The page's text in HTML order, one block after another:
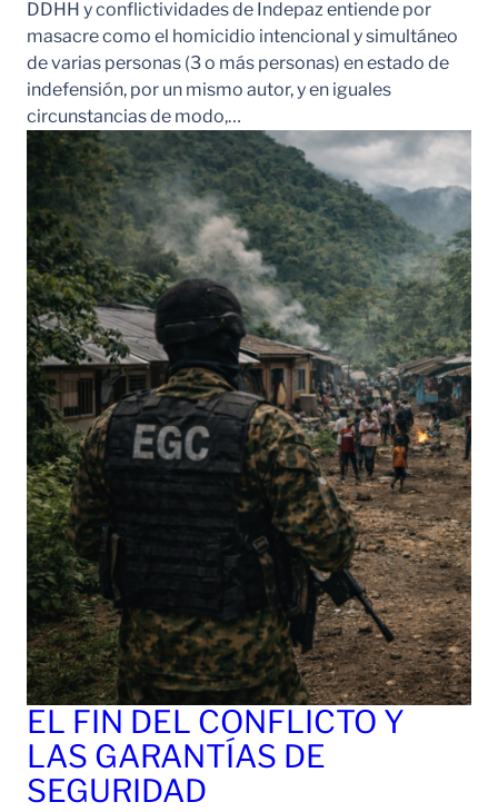
DDHH y conflictividades de Indepaz entiende por
masacre como el homicidio intencional y simultáneo
de varias personas (3 o más personas) en estado de
indefensión, por un mismo autor, y en iguales
circunstancias de modo,…
EL FIN DEL CONFLICTO Y
LAS GARANTÍAS DE
SEGURIDAD